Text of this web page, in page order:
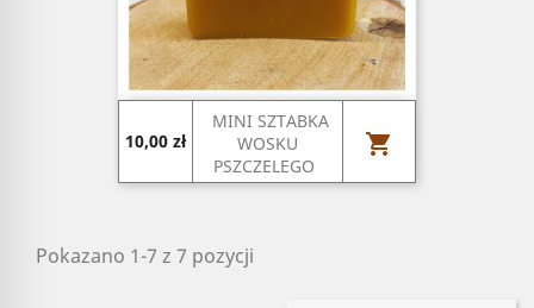
Cena
10,00 zł
MINI SZTABKA
WOSKU
PSZCZELEGO

Pokazano 1-7 z 7 pozycji